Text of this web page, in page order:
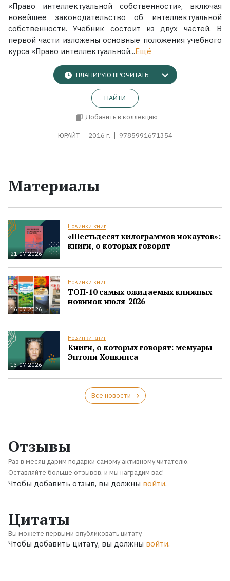
«Право интеллектуальной собственности», включая
новейшее законодательство об интеллектуальной
собственности. Учебник состоит из двух частей. В
первой части изложены основные положения учебного
курса «Право интеллектуальной...Ещё
ПЛАНИРУЮ ПРОЧИТАТЬ
НАЙТИ
Добавить в коллекцию
ЮРАЙТ 2016 г. 9785991671354
Материалы
21.07.2026
Новинки книг
«Шестьдесят килограммов нокаутов»:
книги, о которых говорят
16.07.2026
Новинки книг
ТОП-10 самых ожидаемых книжных
новинок июля-2026
13.07.2026
Новинки книг
Книги, о которых говорят: мемуары
Энтони Хопкинса
Все новости
Отзывы
Раз в месяц дарим подарки самому активному читателю.
Оставляйте больше отзывов, и мы наградим вас!
Чтобы добавить отзыв, вы должны войти.
Цитаты
Вы можете первыми опубликовать цитату
Чтобы добавить цитату, вы должны войти.